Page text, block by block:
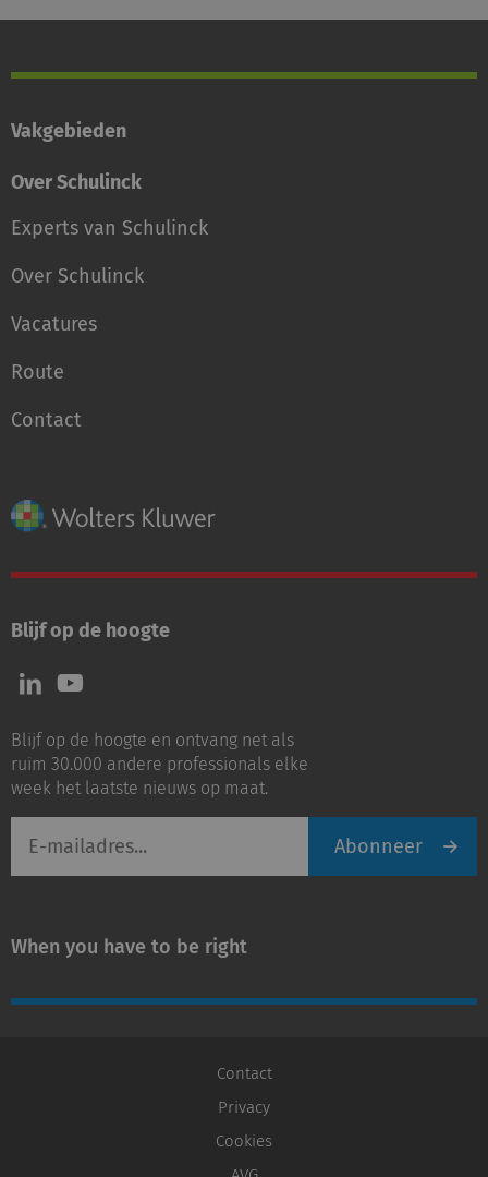
Vakgebieden
Over Schulinck
Experts van Schulinck
Over Schulinck
Vacatures
Route
Contact
Blijf op de hoogte
Volg
ons
LinkedIn
Volg
ons
Youtube
Blijf op de hoogte en ontvang net als
ruim 30.000 andere professionals elke
week het laatste nieuws op maat.
mailadres
Abonneer
When you have to be right
Contact
Privacy
Cookies